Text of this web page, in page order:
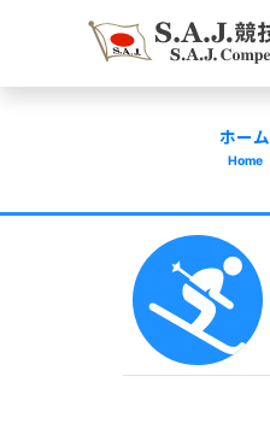
ホーム
Home